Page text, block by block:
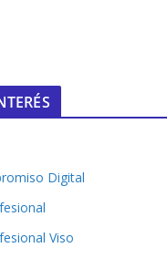
Digital
Viso